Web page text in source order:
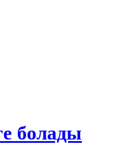
болады